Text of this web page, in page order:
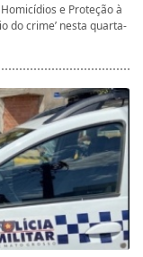
e Proteção à
do crime’ nesta quarta-